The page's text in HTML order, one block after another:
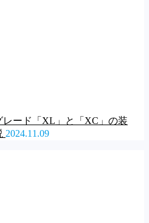
レード「XL」と「XC」の装
2024.11.09